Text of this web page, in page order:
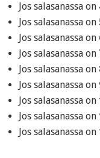
Jos salasanassa on
Jos salasanassa on
Jos salasanassa on
Jos salasanassa on
Jos salasanassa on
Jos salasanassa on
Jos salasanassa on
Jos salasanassa on
Jos salasanassa on